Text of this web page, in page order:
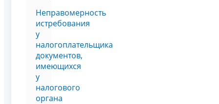
Неправомерность
истребования
у
налогоплательщика
документов,
имеющихся
у
налогового
органа